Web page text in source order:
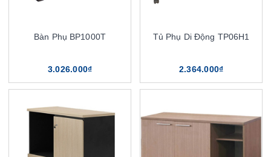
Bàn Phụ BP1000T
3.026.000₫
Tủ Phụ Di Động TP06H1
2.364.000₫